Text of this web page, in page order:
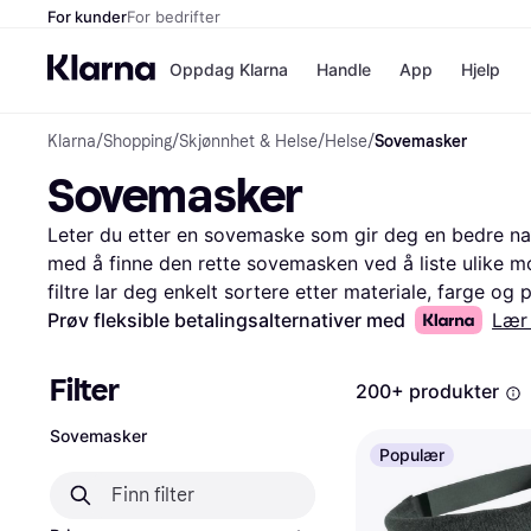
For kunderFor bedrifter
Oppdag Klarna
Betal i 3
Betal innen
Finansiering
Vipps
Handle
Butikker
App Hjelp
Klarna/Shopping/Skjønnhet & Helse/Helse/Sovemasker
Sovemasker
Leter du etter en sovemaske som gir deg en bedre
med å finne den rette sovemasken ved å liste ulike
filtre lar deg enkelt sortere etter materiale, farge og
passer dine behov og ditt budsjett. Sovemasker kan
hva andre synes om produktene og få en bedre
deg til de beste tilbudene og sørger for at du får
for å finne din neste sovemaske og opplev en mer
Prøv fleksible betalingsalternativer med Lær
Filter
Sovemasker
200+ produkter
Populær